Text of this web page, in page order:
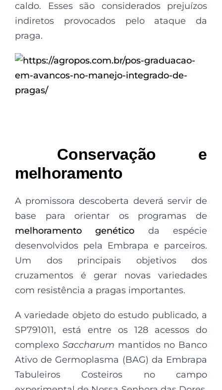
caldo. Esses são considerados prejuízos
indiretos provocados pelo ataque da
praga.
Conservação e
melhoramento
A promissora descoberta deverá servir de
base para orientar os programas de
melhoramento genético da espécie
desenvolvidos pela Embrapa e parceiros.
Um dos principais objetivos dos
cruzamentos é gerar novas variedades
com resistência a pragas importantes.
A variedade objeto do estudo publicado, a
SP791011, está entre os 128 acessos do
complexo Saccharum mantidos no Banco
Ativo de Germoplasma (BAG) da Embrapa
Tabuleiros Costeiros no campo